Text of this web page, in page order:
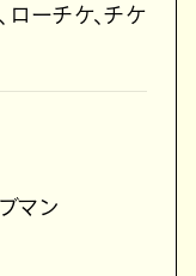
ローチケ、チケ
マン